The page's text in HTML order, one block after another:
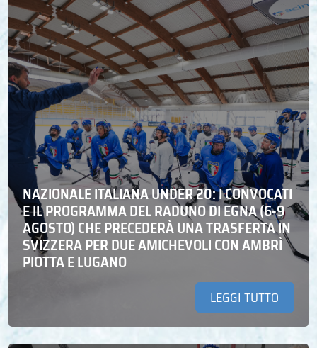
NAZIONALE ITALIANA UNDER 20: I CONVOCATI
E IL PROGRAMMA DEL RADUNO DI EGNA (6-9
AGOSTO) CHE PRECEDERÀ UNA TRASFERTA IN
SVIZZERA PER DUE AMICHEVOLI CON AMBRÌ
PIOTTA E LUGANO
LEGGI TUTTO